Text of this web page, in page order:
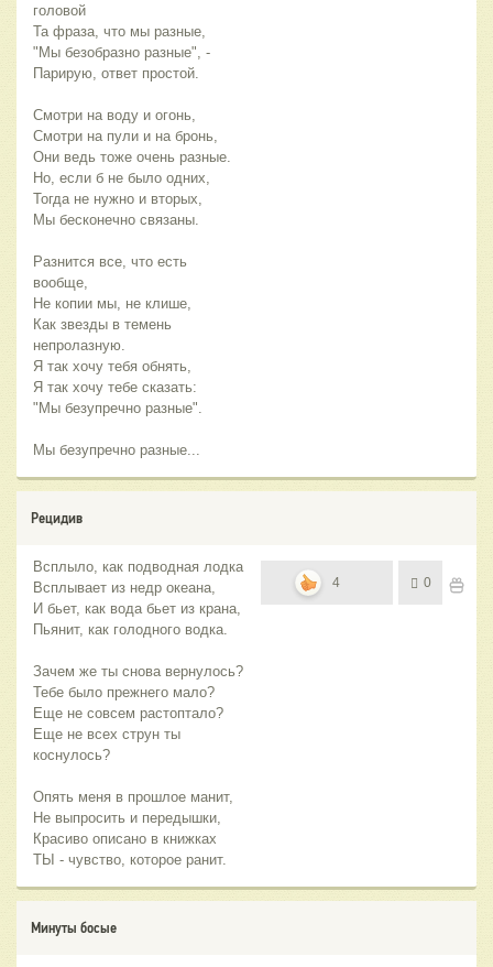
головой
Та фраза, что мы разные,
"Мы безобразно разные", -
Парирую, ответ простой.
Смотри на воду и огонь,
Смотри на пули и на бронь,
Они ведь тоже очень разные.
Но, если б не было одних,
Тогда не нужно и вторых,
Мы бесконечно связаны.
Разнится все, что есть
вообще,
Не копии мы, не клише,
Как звезды в темень
непролазную.
Я так хочу тебя обнять,
Я так хочу тебе сказать:
"Мы безупречно разные".
Мы безупречно разные...
Рецидив
Всплыло, как подводная лодка
Всплывает из недр океана,
И бьет, как вода бьет из крана,
Пьянит, как голодного водка.
Зачем же ты снова вернулось?
Тебе было прежнего мало?
Еще не совсем растоптало?
Еще не всех струн ты
коснулось?
Опять меня в прошлое манит,
Не выпросить и передышки,
Красиво описано в книжках
ТЫ - чувство, которое ранит.
4 0
Минуты босые